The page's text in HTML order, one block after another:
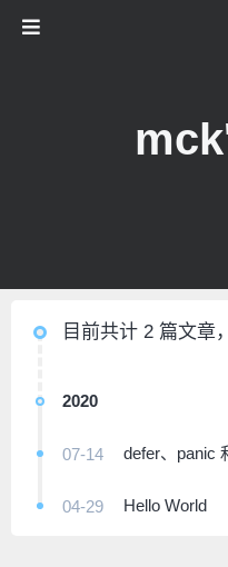
目前共计 2 篇文章
2020
07-14 defer、panic
04-29 Hello World